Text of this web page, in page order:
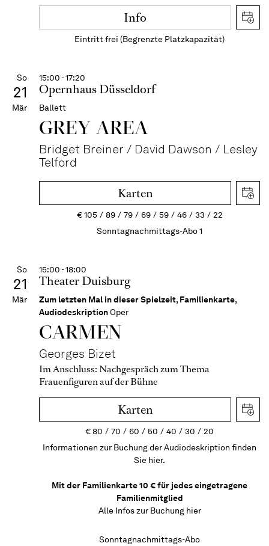
Info
Eintritt frei (Begrenzte Platzkapazität)
So
21
Mär
15:00 - 17:20
Opernhaus Düsseldorf
Ballett
GREY AREA
Bridget Breiner / David Dawson / Lesley
Telford
Karten
€105 89 79 69 59 46 33
22
Sonntagnachmittags-Abo 1
So
21
Mär
15:00 - 18:00
Theater Duisburg
Zum letzten Mal in dieser Spielzeit, Familienkarte,
AudiodeskriptionOper
CARMEN
Georges Bizet
Im Anschluss:Nachgespräch zum Thema
Frauenfiguren auf der Bühne
Karten
€80 70 60 50 40 30
20
Informationen zur Buchung der Audiodeskription finden
Sie hier.
Mit der Familienkarte 10 € für jedes eingetragene
Familienmitglied
Alle Infos zur Buchung hier
Sonntagnachmittags-Abo